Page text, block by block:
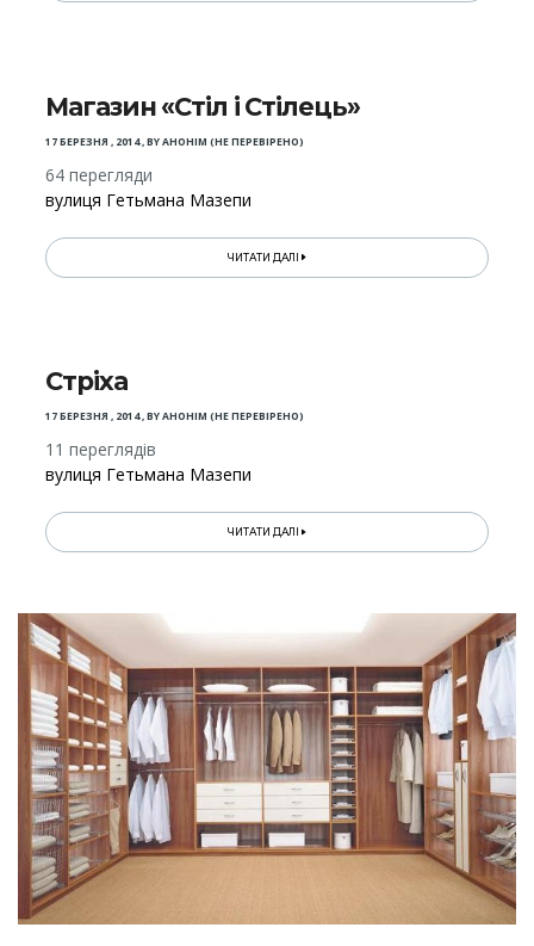
Магазин «Стіл і Стілець»
17 БЕРЕЗНЯ , 2014,BYАНОНІМ (НЕ ПЕРЕВІРЕНО)
64 перегляди
вулиця Гетьмана Мазепи
ЧИТАТИ ДАЛІ
Стріха
17 БЕРЕЗНЯ , 2014,BYАНОНІМ (НЕ ПЕРЕВІРЕНО)
11 переглядів
вулиця Гетьмана Мазепи
ЧИТАТИ ДАЛІ